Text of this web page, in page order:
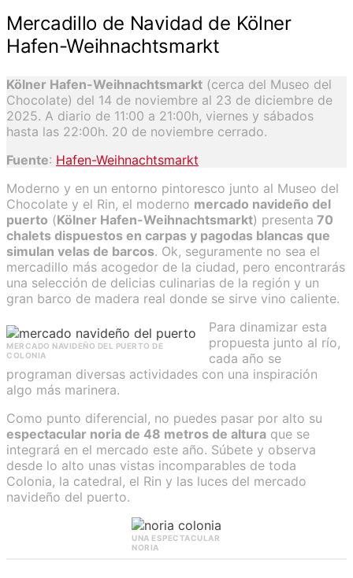
Mercadillo de Navidad de Kölner
Hafen-Weihnachtsmarkt
Kölner Hafen-Weihnachtsmarkt (cerca del Museo del
Chocolate) del 14 de noviembre al 23 de diciembre de
2025. A diario de 11:00 a 21:00h, viernes y sábados
hasta las 22:00h. 20 de noviembre cerrado.
Fuente: Hafen-Weihnachtsmarkt
Moderno y en un entorno pintoresco junto al Museo del
Chocolate y el Rin, el moderno mercado navideño del
puerto (Kölner Hafen-Weihnachtsmarkt) presenta 70
chalets dispuestos en carpas y pagodas blancas que
simulan velas de barcos. Ok, seguramente no sea el
mercadillo más acogedor de la ciudad, pero encontrarás
una selección de delicias culinarias de la región y un
gran barco de madera real donde se sirve vino caliente.
MERCADO NAVIDEÑO DEL PUERTO DE
COLONIA
Para dinamizar esta
propuesta junto al río,
cada año se
programan diversas actividades con una inspiración
algo más marinera.
Como punto diferencial, no puedes pasar por alto su
espectacular noria de 48 metros de altura que se
integrará en el mercado este año. Súbete y observa
desde lo alto unas vistas incomparables de toda
Colonia, la catedral, el Rin y las luces del mercado
navideño del puerto.
UNA ESPECTACULAR
NORIA